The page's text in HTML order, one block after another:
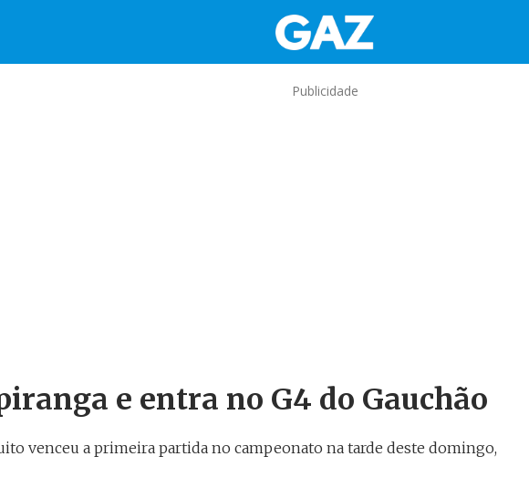
Publicidade
e entra no G4 do Gauchão
venceu a primeira partida no campeonato na tarde deste domingo,